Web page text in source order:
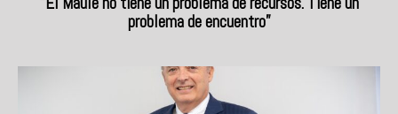
problema de encuentro”